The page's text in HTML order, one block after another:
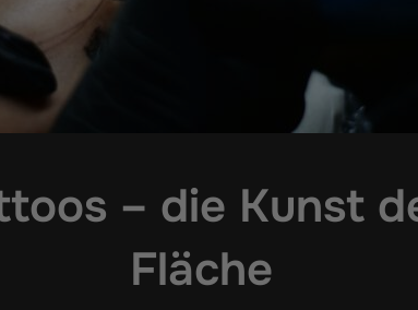
– die Kunst
Fläche